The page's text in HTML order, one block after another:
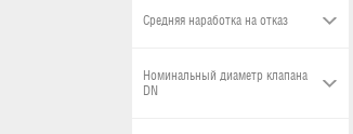
Средняя наработка на отказ
Номинальный диаметр клапана
DN